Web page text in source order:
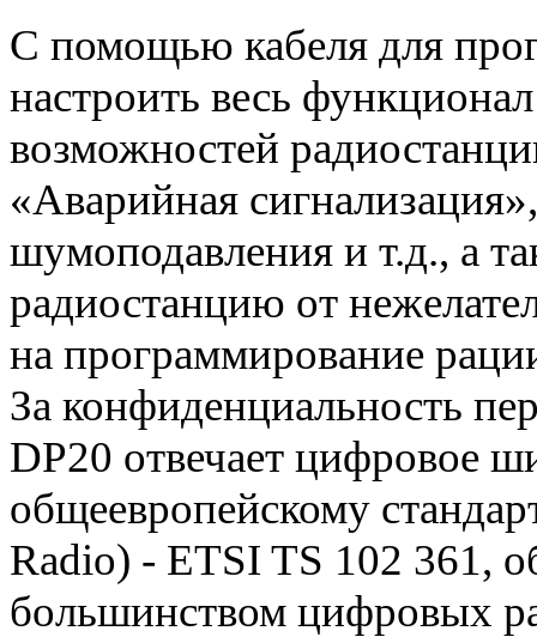
С помощью кабеля для
настроить весь
возможностей
«Аварийная
шумоподавления и т.д., а
радиостанцию от
на программирование
За конфиденциальность
DP20 отвечает цифровое
общеевропейскому
Radio) - ETSI TS 102 361,
большинством цифровых